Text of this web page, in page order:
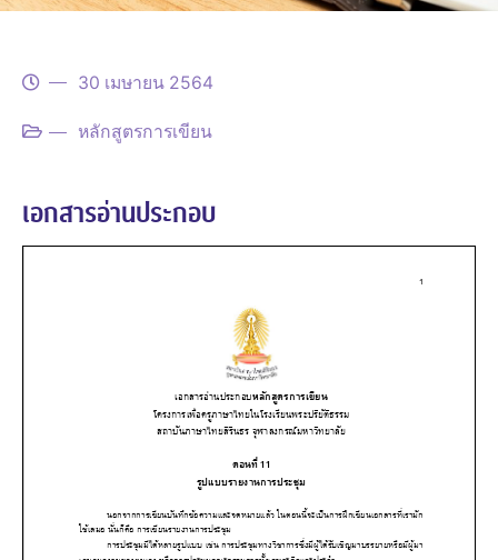
30 เมษายน 2564
หลักสูตรการเขียน
เอกสารอ่านประกอบ